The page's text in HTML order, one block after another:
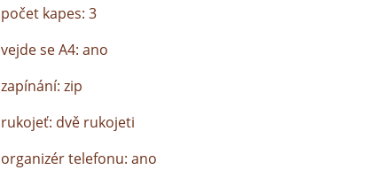
počet kapes: 3
vejde se A4: ano
zapínání: zip
rukojeť: dvě rukojeti
organizér telefonu: ano